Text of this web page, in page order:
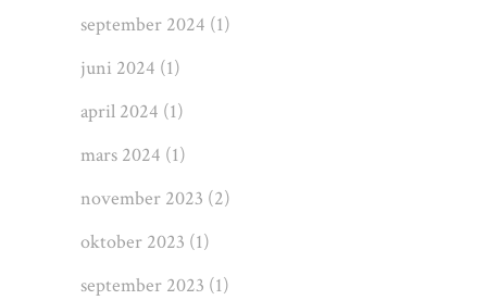
september 2024 (1)
juni 2024 (1)
april 2024 (1)
mars 2024 (1)
november 2023 (2)
oktober 2023 (1)
september 2023 (1)